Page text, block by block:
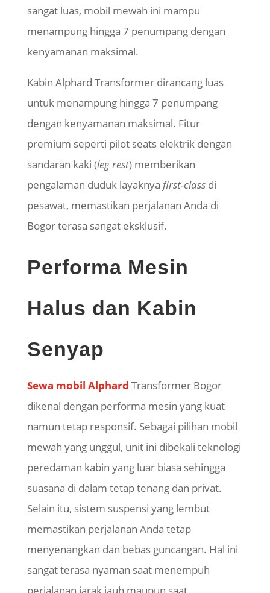
sangat luas, mobil mewah ini mampu
menampung hingga 7 penumpang dengan
kenyamanan maksimal.
Kabin Alphard Transformer dirancang luas
untuk menampung hingga 7 penumpang
dengan kenyamanan maksimal. Fitur
premium seperti pilot seats elektrik dengan
sandaran kaki (leg rest) memberikan
pengalaman duduk layaknya first-classdi
pesawat, memastikan perjalanan Anda di
Bogor terasa sangat eksklusif.
Performa Mesin
Halus dan Kabin
Senyap
Sewa mobil Alphard Transformer Bogor
dikenal dengan performa mesin yang kuat
namun tetap responsif. Sebagai pilihan mobil
mewah yang unggul, unit ini dibekali teknologi
peredaman kabin yang luar biasa sehingga
suasana di dalam tetap tenang dan privat.
Selain itu, sistem suspensi yang lembut
memastikan perjalanan Anda tetap
menyenangkan dan bebas guncangan. Hal ini
sangat terasa nyaman saat menempuh